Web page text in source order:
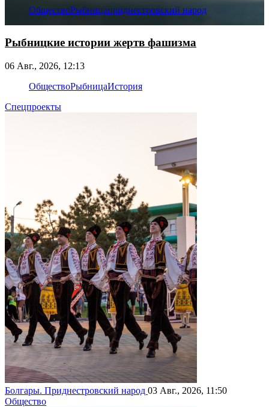
ОбществоРыбницаприднестровский народ
Рыбницкие истории жертв фашизма
06 Авг., 2026, 12:13
ОбществоРыбницаИстория
Спецпроекты
Болгары. Приднестровский народ 03 Авг., 2026, 11:50
Общество